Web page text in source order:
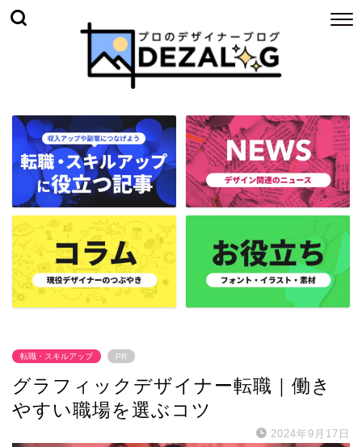
転職・スキルアップ PR
グラフィックデザイナー転職｜働き
やすい職場を選ぶコツ
2024年9月17日